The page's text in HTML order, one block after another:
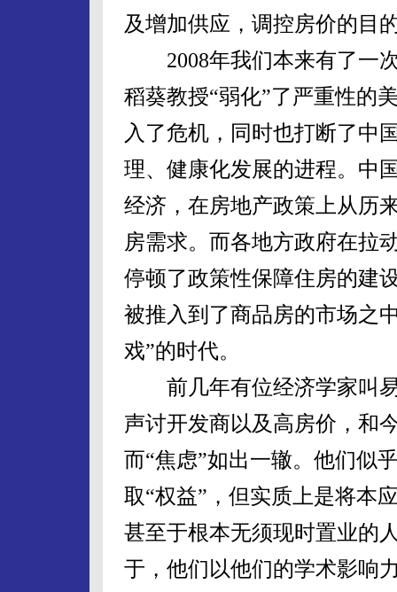
及增加供应，调控房价的目
2008年我们本来有了一次
稻葵教授“弱化”了严重性的
入了危机，同时也打断了中
理、健康化发展的进程。中
经济，在房地产政策上从历
房需求。而各地方政府在拉
停顿了政策性保障住房的建
被推入到了商品房的市场之
戏”的时代。
前几年有位经济学家叫易
声讨开发商以及高房价，和
而“焦虑”如出一辙。他们似
取“权益”，但实质上是将本
甚至于根本无须现时置业的
于，他们以他们的学术影响